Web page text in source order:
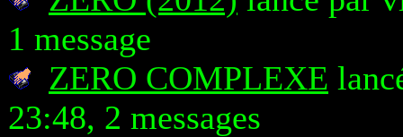
1 message
ZERO COMPLEXE
23:48, 2 messages